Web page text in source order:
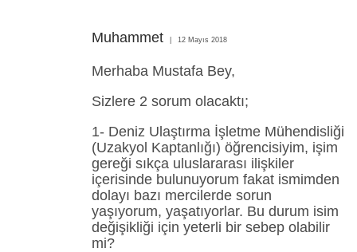
Muhammet 12 Mayıs 2018
Merhaba Mustafa Bey,
Sizlere 2 sorum olacaktı;
1- Deniz Ulaştırma İşletme Mühendisliği
(Uzakyol Kaptanlığı) öğrencisiyim, işim
gereği sıkça uluslararası ilişkiler
içerisinde bulunuyorum fakat ismimden
dolayı bazı mercilerde sorun
yaşıyorum, yaşatıyorlar. Bu durum isim
değişikliği için yeterli bir sebep olabilir
mi?